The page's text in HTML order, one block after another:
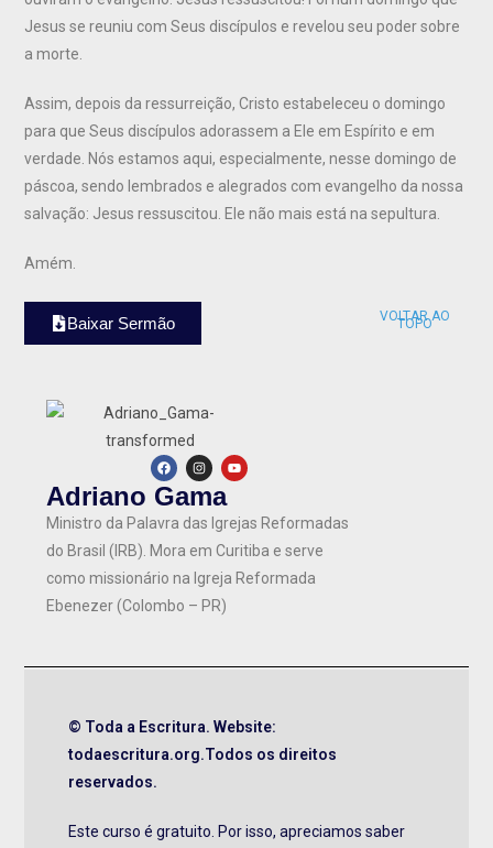
Jesus se reuniu com Seus discípulos e revelou seu poder sobre
a morte.
Assim, depois da ressurreição, Cristo estabeleceu o domingo
para que Seus discípulos adorassem a Ele em Espírito e em
verdade. Nós estamos aqui, especialmente, nesse domingo de
páscoa, sendo lembrados e alegrados com evangelho da nossa
salvação: Jesus ressuscitou. Ele não mais está na sepultura.
Amém.
Baixar Sermão VOLTAR AO
TOPO
Adriano Gama
Ministro da Palavra das Igrejas Reformadas
do Brasil (IRB). Mora em Curitiba e serve
como missionário na Igreja Reformada
Ebenezer (Colombo – PR)
© Toda a Escritura. Website:
todaescritura.org.Todos os direitos
reservados.
Este curso é gratuito. Por isso, apreciamos saber